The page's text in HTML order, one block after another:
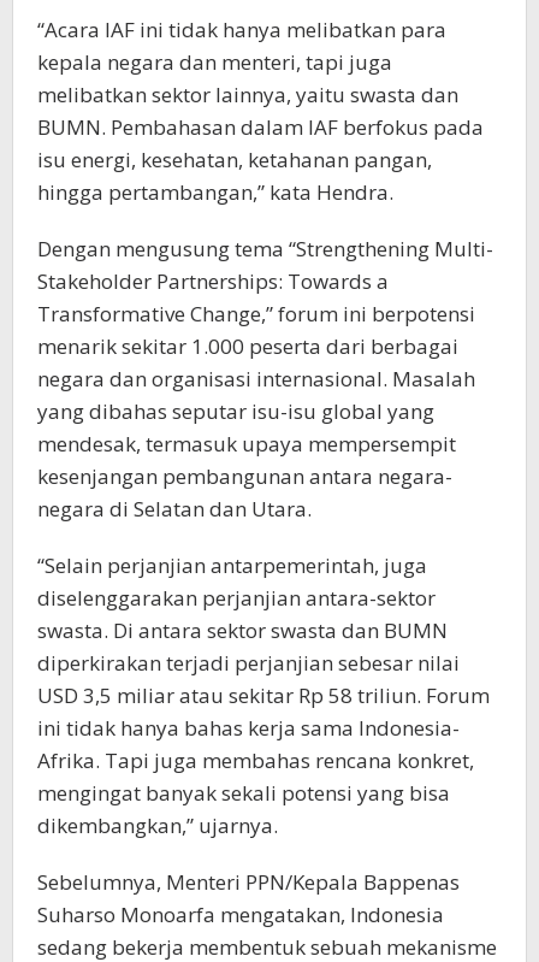
“Acara IAF ini tidak hanya melibatkan para
kepala negara dan menteri, tapi juga
melibatkan sektor lainnya, yaitu swasta dan
BUMN. Pembahasan dalam IAF berfokus pada
isu energi, kesehatan, ketahanan pangan,
hingga pertambangan,” kata Hendra.
Dengan mengusung tema “Strengthening Multi-
Stakeholder Partnerships: Towards a
Transformative Change,” forum ini berpotensi
menarik sekitar 1.000 peserta dari berbagai
negara dan organisasi internasional. Masalah
yang dibahas seputar isu-isu global yang
mendesak, termasuk upaya mempersempit
kesenjangan pembangunan antara negara-
negara di Selatan dan Utara.
“Selain perjanjian antarpemerintah, juga
diselenggarakan perjanjian antara-sektor
swasta. Di antara sektor swasta dan BUMN
diperkirakan terjadi perjanjian sebesar nilai
USD 3,5 miliar atau sekitar Rp 58 triliun. Forum
ini tidak hanya bahas kerja sama Indonesia-
Afrika. Tapi juga membahas rencana konkret,
mengingat banyak sekali potensi yang bisa
dikembangkan,” ujarnya.
Sebelumnya, Menteri PPN/Kepala Bappenas
Suharso Monoarfa mengatakan, Indonesia
sedang bekerja membentuk sebuah mekanisme